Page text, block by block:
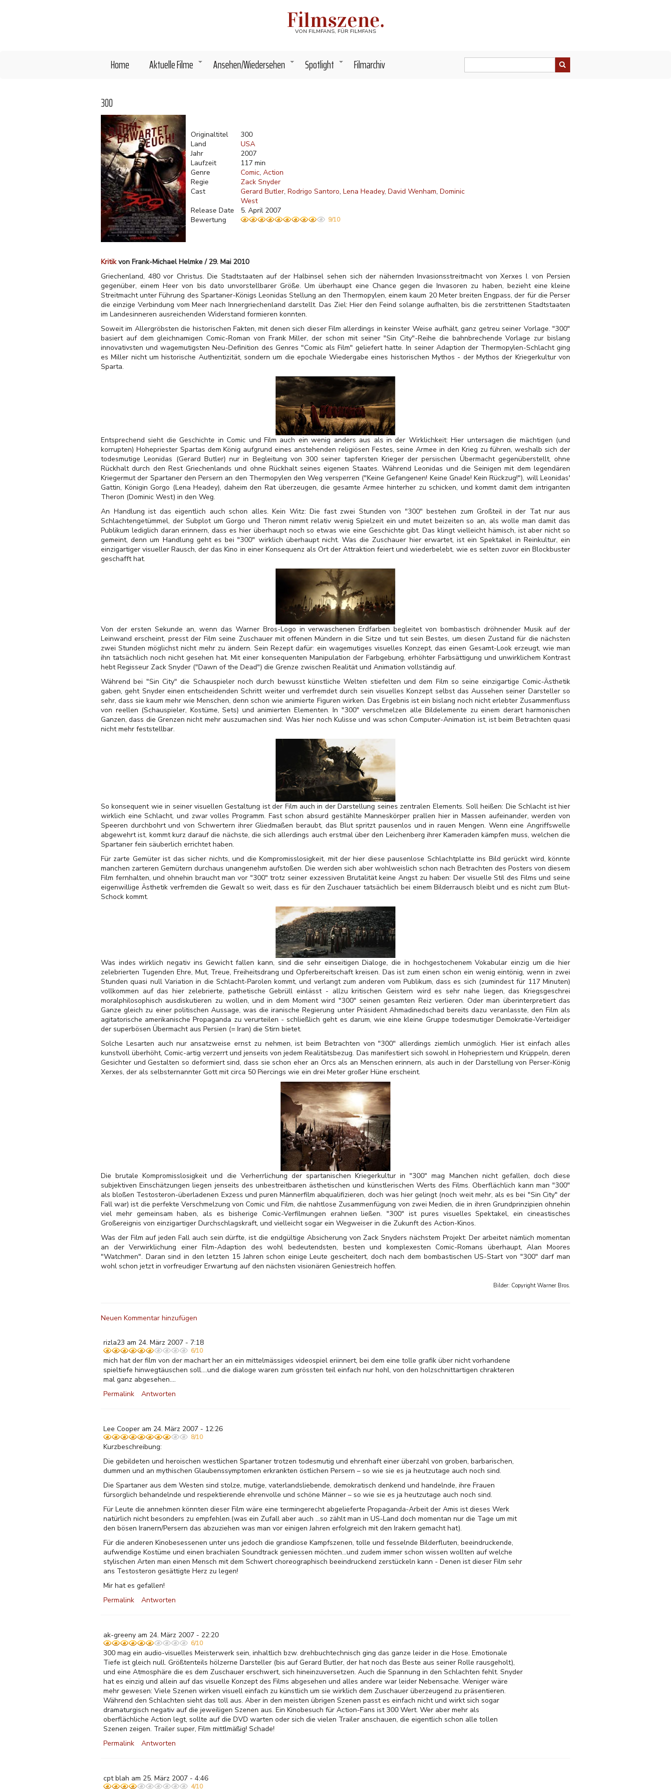
Filmszene.
VON FILMFANS, FÜR FILMFANS
Home +
Aktuelle Filme +
Ansehen/Wiedersehen +
Spotlight Filmarchiv
300
Originaltitel
300
Land
USA
Jahr
2007
Laufzeit
117 min
Genre
Comic Action
Regie
Zack Snyder
Cast
Gerard Butler Rodrigo Santoro Lena Headey David Wenham Dominic
West
Release Date
5. April 2007
Bewertung
9/10
Kritikvon Frank-Michael Helmke / 29. Mai 2010
Griechenland, 480 vor Christus. Die Stadtstaaten auf der Halbinsel sehen sich der nähernden Invasionsstreitmacht von Xerxes I. von Persien
gegenüber, einem Heer von bis dato unvorstellbarer Größe. Um überhaupt eine Chance gegen die Invasoren zu haben, bezieht eine kleine
Streitmacht unter Führung des Spartaner-Königs Leonidas Stellung an den Thermopylen, einem kaum 20 Meter breiten Engpass, der für die Perser
die einzige Verbindung vom Meer nach Innergriechenland darstellt. Das Ziel: Hier den Feind solange aufhalten, bis die zerstrittenen Stadtstaaten
im Landesinneren ausreichenden Widerstand formieren konnten.
Soweit im Allergröbsten die historischen Fakten, mit denen sich dieser Film allerdings in keinster Weise aufhält, ganz getreu seiner Vorlage. "300"
basiert auf dem gleichnamigen Comic-Roman von Frank Miller, der schon mit seiner "Sin City"-Reihe die bahnbrechende Vorlage zur bislang
innovativsten und wagemutigsten Neu-Definition des Genres "Comic als Film" geliefert hatte. In seiner Adaption der Thermopylen-Schlacht ging
es Miller nicht um historische Authentizität, sondern um die epochale Wiedergabe eines historischen Mythos - der Mythos der Kriegerkultur von
Sparta.
Entsprechend sieht die Geschichte in Comic und Film auch ein wenig anders aus als in der Wirklichkeit: Hier untersagen die mächtigen (und
korrupten) Hohepriester Spartas dem König aufgrund eines anstehenden religiösen Festes, seine Armee in den Krieg zu führen, weshalb sich der
todesmutige Leonidas (Gerard Butler) nur in Begleitung von 300 seiner tapfersten Krieger der persischen Übermacht gegenüberstellt, ohne
Rückhalt durch den Rest Griechenlands und ohne Rückhalt seines eigenen Staates. Während Leonidas und die Seinigen mit dem legendären
Kriegermut der Spartaner den Persern an den Thermopylen den Weg versperren ("Keine Gefangenen! Keine Gnade! Kein Rückzug!"), will Leonidas'
Gattin, Königin Gorgo (Lena Headey), daheim den Rat überzeugen, die gesamte Armee hinterher zu schicken, und kommt damit dem intriganten
Theron (Dominic West) in den Weg.
An Handlung ist das eigentlich auch schon alles. Kein Witz: Die fast zwei Stunden von "300" bestehen zum Großteil in der Tat nur aus
Schlachtengetümmel, der Subplot um Gorgo und Theron nimmt relativ wenig Spielzeit ein und mutet beizeiten so an, als wolle man damit das
Publikum lediglich daran erinnern, dass es hier überhaupt noch so etwas wie eine Geschichte gibt. Das klingt vielleicht hämisch, ist aber nicht so
gemeint, denn um Handlung geht es bei "300" wirklich überhaupt nicht. Was die Zuschauer hier erwartet, ist ein Spektakel in Reinkultur, ein
einzigartiger visueller Rausch, der das Kino in einer Konsequenz als Ort der Attraktion feiert und wiederbelebt, wie es selten zuvor ein Blockbuster
geschafft hat.
Von der ersten Sekunde an, wenn das Warner Bros-Logo in verwaschenen Erdfarben begleitet von bombastisch dröhnender Musik auf der
Leinwand erscheint, presst der Film seine Zuschauer mit offenen Mündern in die Sitze und tut sein Bestes, um diesen Zustand für die nächsten
zwei Stunden möglichst nicht mehr zu ändern. Sein Rezept dafür: ein wagemutiges visuelles Konzept, das einen Gesamt-Look erzeugt, wie man
ihn tatsächlich noch nicht gesehen hat. Mit einer konsequenten Manipulation der Farbgebung, erhöhter Farbsättigung und unwirklichem Kontrast
hebt Regisseur Zack Snyder ("Dawn of the Dead") die Grenze zwischen Realität und Animation vollständig auf.
Während bei "Sin City" die Schauspieler noch durch bewusst künstliche Welten stiefelten und dem Film so seine einzigartige Comic-Ästhetik
gaben, geht Snyder einen entscheidenden Schritt weiter und verfremdet durch sein visuelles Konzept selbst das Aussehen seiner Darsteller so
sehr, dass sie kaum mehr wie Menschen, denn schon wie animierte Figuren wirken. Das Ergebnis ist ein bislang noch nicht erlebter Zusammenfluss
von reellen (Schauspieler, Kostüme, Sets) und animierten Elementen. In "300" verschmelzen alle Bildelemente zu einem derart harmonischen
Ganzen, dass die Grenzen nicht mehr auszumachen sind: Was hier noch Kulisse und was schon Computer-Animation ist, ist beim Betrachten quasi
nicht mehr feststellbar.
So konsequent wie in seiner visuellen Gestaltung ist der Film auch in der Darstellung seines zentralen Elements. Soll heißen: Die Schlacht ist hier
wirklich eine Schlacht, und zwar volles Programm. Fast schon absurd gestählte Manneskörper prallen hier in Massen aufeinander, werden von
Speeren durchbohrt und von Schwertern ihrer Gliedmaßen beraubt, das Blut spritzt pausenlos und in rauen Mengen. Wenn eine Angriffswelle
abgewehrt ist, kommt kurz darauf die nächste, die sich allerdings auch erstmal über den Leichenberg ihrer Kameraden kämpfen muss, welchen die
Spartaner fein säuberlich errichtet haben.
Für zarte Gemüter ist das sicher nichts, und die Kompromisslosigkeit, mit der hier diese pausenlose Schlachtplatte ins Bild gerückt wird, könnte
manchen zarteren Gemütern durchaus unangenehm aufstoßen. Die werden sich aber wohlweislich schon nach Betrachten des Posters von diesem
Film fernhalten, und ohnehin braucht man vor "300" trotz seiner exzessiven Brutalität keine Angst zu haben: Der visuelle Stil des Films und seine
eigenwillige Ästhetik verfremden die Gewalt so weit, dass es für den Zuschauer tatsächlich bei einem Bilderrausch bleibt und es nicht zum Blut-
Schock kommt.
Was indes wirklich negativ ins Gewicht fallen kann, sind die sehr einseitigen Dialoge, die in hochgestochenem Vokabular einzig um die hier
zelebrierten Tugenden Ehre, Mut, Treue, Freiheitsdrang und Opferbereitschaft kreisen. Das ist zum einen schon ein wenig eintönig, wenn in zwei
Stunden quasi null Variation in die Schlacht-Parolen kommt, und verlangt zum anderen vom Publikum, dass es sich (zumindest für 117 Minuten)
vollkommen auf das hier zelebrierte, pathetische Gebrüll einlässt - allzu kritischen Geistern wird es sehr nahe liegen, das Kriegsgeschrei
moralphilosophisch ausdiskutieren zu wollen, und in dem Moment wird "300" seinen gesamten Reiz verlieren. Oder man überinterpretiert das
Ganze gleich zu einer politischen Aussage, was die iranische Regierung unter Präsident Ahmadinedschad bereits dazu veranlasste, den Film als
agitatorische amerikanische Propaganda zu verurteilen - schließlich geht es darum, wie eine kleine Gruppe todesmutiger Demokratie-Verteidiger
der superbösen Übermacht aus Persien (= Iran) die Stirn bietet.
Solche Lesarten auch nur ansatzweise ernst zu nehmen, ist beim Betrachten von "300" allerdings ziemlich unmöglich. Hier ist einfach alles
kunstvoll überhöht, Comic-artig verzerrt und jenseits von jedem Realitätsbezug. Das manifestiert sich sowohl in Hohepriestern und Krüppeln, deren
Gesichter und Gestalten so deformiert sind, dass sie schon eher an Orcs als an Menschen erinnern, als auch in der Darstellung von Perser-König
Xerxes, der als selbsternannter Gott mit circa 50 Piercings wie ein drei Meter großer Hüne erscheint.
Die brutale Kompromisslosigkeit und die Verherrlichung der spartanischen Kriegerkultur in "300" mag Manchen nicht gefallen, doch diese
subjektiven Einschätzungen liegen jenseits des unbestreitbaren ästhetischen und künstlerischen Werts des Films. Oberflächlich kann man "300"
als bloßen Testosteron-überladenen Exzess und puren Männerfilm abqualifizieren, doch was hier gelingt (noch weit mehr, als es bei "Sin City" der
Fall war) ist die perfekte Verschmelzung von Comic und Film, die nahtlose Zusammenfügung von zwei Medien, die in ihren Grundprinzipien ohnehin
viel mehr gemeinsam haben, als es bisherige Comic-Verfilmungen erahnen ließen. "300" ist pures visuelles Spektakel, ein cineastisches
Großereignis von einzigartiger Durchschlagskraft, und vielleicht sogar ein Wegweiser in die Zukunft des Action-Kinos.
Was der Film auf jeden Fall auch sein dürfte, ist die endgültige Absicherung von Zack Snyders nächstem Projekt: Der arbeitet nämlich momentan
an der Verwirklichung einer Film-Adaption des wohl bedeutendsten, besten und komplexesten Comic-Romans überhaupt, Alan Moores
"Watchmen". Daran sind in den letzten 15 Jahren schon einige Leute gescheitert, doch nach dem bombastischen US-Start von "300" darf man
wohl schon jetzt in vorfreudiger Erwartung auf den nächsten visionären Geniestreich hoffen.
Bilder: Copyright Warner Bros.
Neuen Kommentar hinzufügen
rizla23 am 24. März 2007 - 7:18
6/10
mich hat der film von der machart her an ein mittelmässiges videospiel eriinnert, bei dem eine tolle grafik über nicht vorhandene
spieltiefe hinwegtäuschen soll....und die dialoge waren zum grössten teil einfach nur hohl, von den holzschnittartigen chrakteren
mal ganz abgesehen....
Permalink
Antworten
Lee Cooper am 24. März 2007 - 12:26
8/10
Kurzbeschreibung:
Die gebildeten und heroischen westlichen Spartaner trotzen todesmutig und ehrenhaft einer überzahl von groben, barbarischen,
dummen und an mythischen Glaubenssymptomen erkrankten östlichen Persern – so wie sie es ja heutzutage auch noch sind.
Die Spartaner aus dem Westen sind stolze, mutige, vaterlandsliebende, demokratisch denkend und handelnde, ihre Frauen
fürsorglich behandelnde und respektierende ehrenvolle und schöne Männer – so wie sie es ja heutzutage auch noch sind.
Für Leute die annehmen könnten dieser Film wäre eine termingerecht abgelieferte Propaganda-Arbeit der Amis ist dieses Werk
natürlich nicht besonders zu empfehlen.(was ein Zufall aber auch ...so zählt man in US-Land doch momentan nur die Tage um mit
den bösen Iranern/Persern das abzuziehen was man vor einigen Jahren erfolgreich mit den Irakern gemacht hat).
Für die anderen Kinobesessenen unter uns jedoch die grandiose Kampfszenen, tolle und fesselnde Bilderfluten, beeindruckende,
aufwendige Kostüme und einen brachialen Soundtrack geniessen möchten...und zudem immer schon wissen wollten auf welche
stylischen Arten man einen Mensch mit dem Schwert choreographisch beeindruckend zerstückeln kann - Denen ist dieser Film sehr
ans Testosteron gesättigte Herz zu legen!
Mir hat es gefallen!
Permalink
Antworten
ak-greeny am 24. März 2007 - 22:20
6/10
300 mag ein audio-visuelles Meisterwerk sein, inhaltlich bzw. drehbuchtechnisch ging das ganze leider in die Hose. Emotionale
Tiefe ist gleich null. Größtenteils hölzerne Darsteller (bis auf Gerard Butler, der hat noch das Beste aus seiner Rolle rausgeholt),
und eine Atmosphäre die es dem Zuschauer erschwert, sich hineinzuversetzen. Auch die Spannung in den Schlachten fehlt. Snyder
hat es einzig und allein auf das visuelle Konzept des Films abgesehen und alles andere war leider Nebensache. Weniger wäre
mehr gewesen: Viele Szenen wirken visuell einfach zu künstlich um sie wirklich dem Zuschauer überzeugend zu präsentieren.
Während den Schlachten sieht das toll aus. Aber in den meisten übrigen Szenen passt es einfach nicht und wirkt sich sogar
dramaturgisch negativ auf die jeweiligen Szenen aus. Ein Kinobesuch für Action-Fans ist 300 Wert. Wer aber mehr als
oberflächliche Action legt, sollte auf die DVD warten oder sich die vielen Trailer anschauen, die eigentlich schon alle tollen
Szenen zeigen. Trailer super, Film mittlmäßig! Schade!
Permalink
Antworten
cpt blah am 25. März 2007 - 4:46
4/10